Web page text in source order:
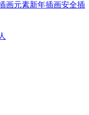
画元素新年插画安全插